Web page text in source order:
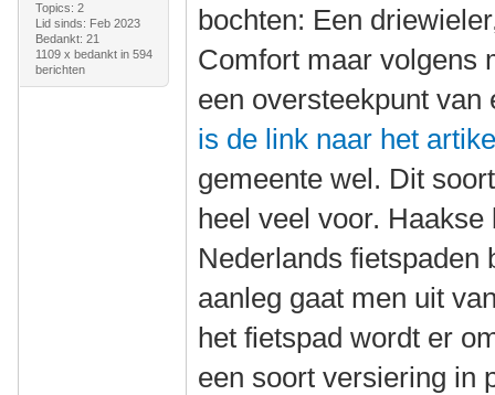
Topics: 2
Lid sinds: Feb 2023
Bedankt: 21
1109 x bedankt in 594
berichten
bochten: Een
Comfort maar volgens
een oversteekpunt
is de link naar het
gemeente wel. Dit
heel veel voor.
Nederlands fietspaden
aanleg gaat men uit
het fietspad wordt er
een soort versiering in